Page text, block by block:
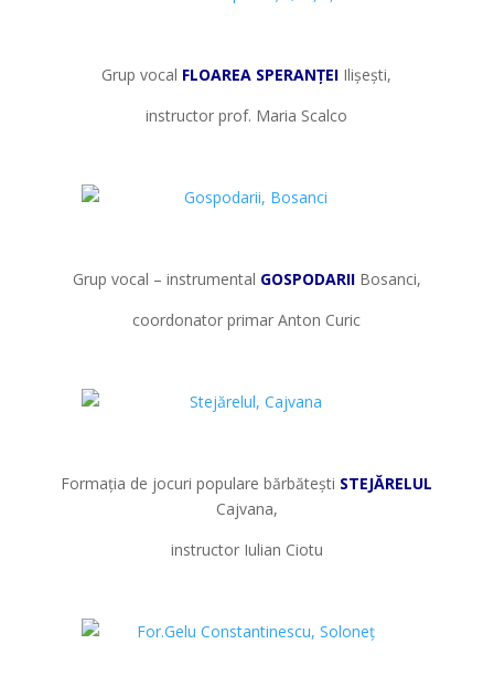
Grup vocal FLOAREA SPERANȚEI Ilișești,
instructor prof. Maria Scalco
Grup vocal – instrumental GOSPODARIIBosanci,
coordonator primar Anton Curic
Formația de jocuri populare bărbătești STEJĂRELUL
Cajvana,
instructor Iulian Ciotu